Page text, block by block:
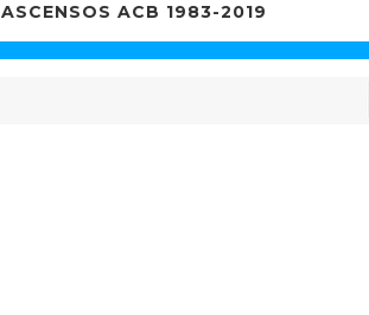
ASCENSOS ACB 1983-2019